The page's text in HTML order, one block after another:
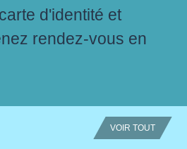
d'identité et
rendez-vous en
VOIR TOUT